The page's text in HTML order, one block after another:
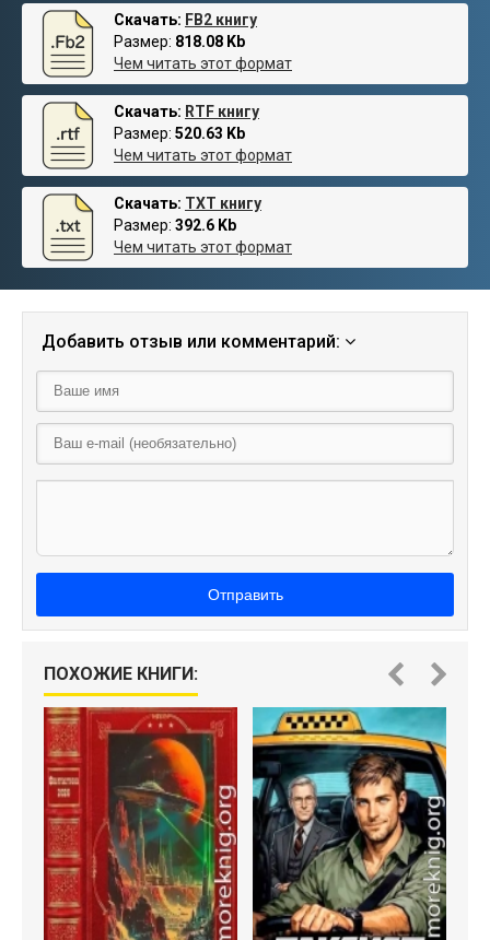
Скачать: FB2 книгу
Размер: 818.08 Kb
Чем читать этот формат
Скачать: RTF книгу
Размер: 520.63 Kb
Чем читать этот формат
Скачать: TXT книгу
Размер: 392.6 Kb
Чем читать этот формат
Добавить отзыв или комментарий:
Отправить
ПОХОЖИЕ КНИГИ: